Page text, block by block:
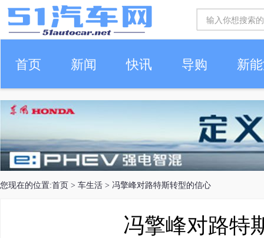
首页 新闻 快讯 导购 新
车生活
您现在的位置:首页 > 车生活 > 冯擎峰对路特斯转型的信心
冯擎峰对路特